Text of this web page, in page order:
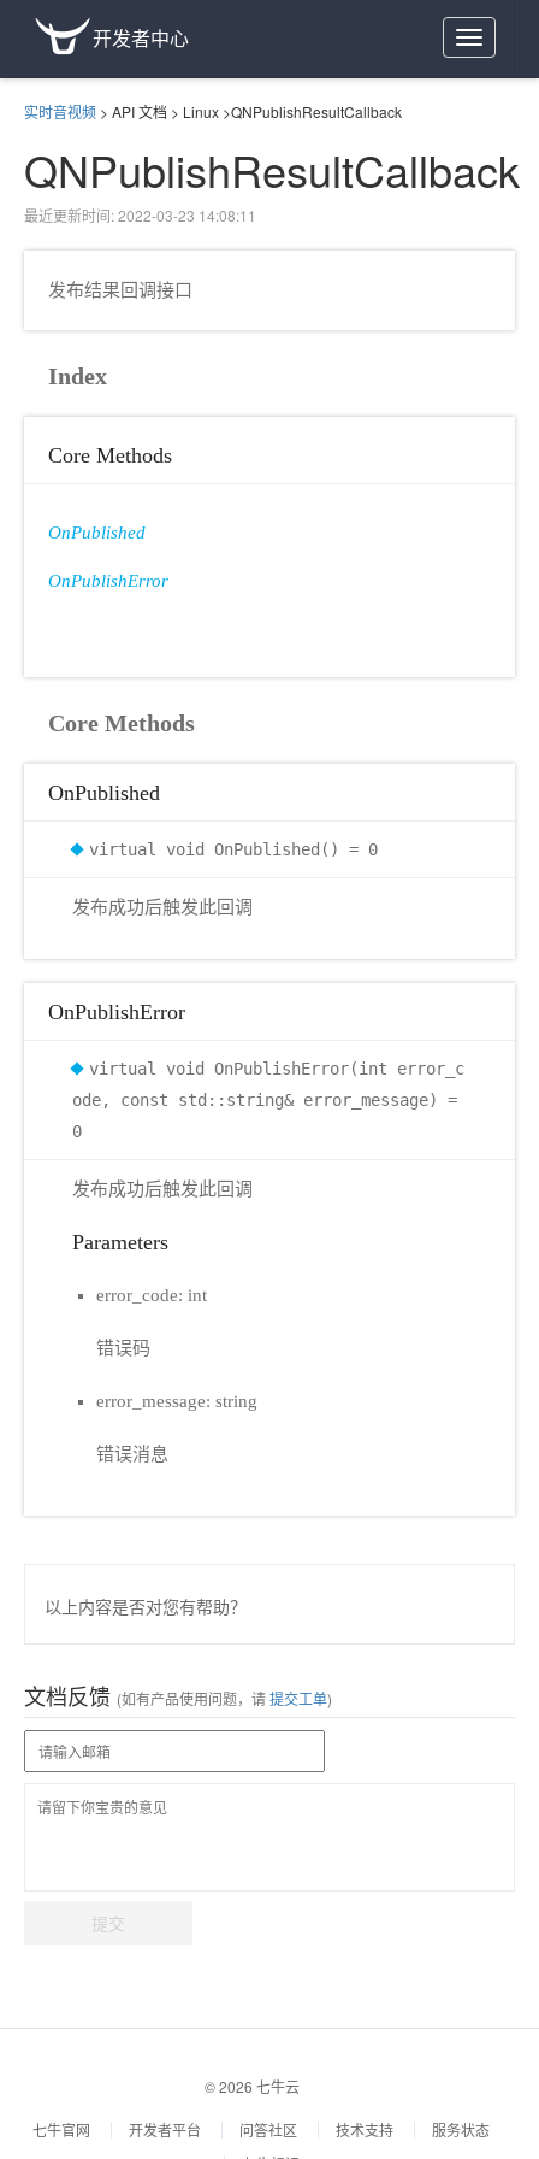
Toggle
navigation
开发者中心
实时音视频 > API 文档 > Linux >QNPublishResultCallback
QNPublishResultCallback
最近更新时间: 2022-03-23 14:08:11
发布结果回调接口
Index
Core Methods
OnPublished
OnPublishError
Core Methods
OnPublished
virtual void OnPublished() = 0
发布成功后触发此回调
OnPublishError
virtual void OnPublishError(int error_c
ode, const std::string& error_message) =
0
发布成功后触发此回调
Parameters
error_code: int
错误码
error_message: string
错误消息
以上内容是否对您有帮助？
文档反馈 (如有产品使用问题，请提交工单)
提交
© 2026 七牛云
七牛官网 开发者平台 问答社区 技术支持
服务状态